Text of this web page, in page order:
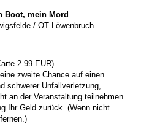
Boot, mein Mord
/ OT Löwenbruch
2.99 EUR)
zweite Chance auf einen
schwerer Unfallverletzung,
an der Veranstaltung teilnehmen
Ihr Geld zurück. (Wenn nicht